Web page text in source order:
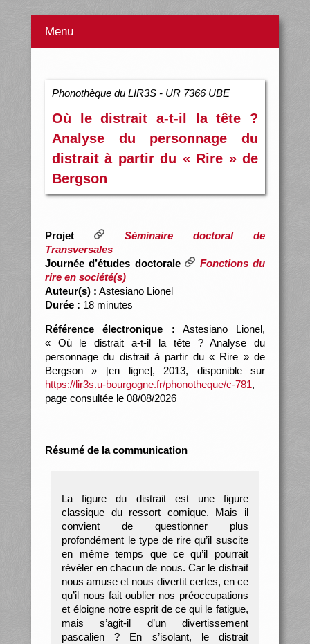
Menu
Phonothèque du LIR3S - UR 7366 UBE
Où le distrait a-t-il la tête ?
Analyse du personnage du
distrait à partir du « Rire » de
Bergson
Projet
Séminaire doctoral de
Transversales
Journée d’études doctorale
Fonctions du
rire en société(s)
Auteur(s) : Astesiano Lionel
Durée : 18 minutes
Référence électronique : Astesiano Lionel,
« Où le distrait a-t-il la tête ? Analyse du
personnage du distrait à partir du « Rire » de
Bergson » [en ligne], 2013, disponible sur
https://lir3s.u-bourgogne.fr/phonotheque/c-781,
page consultée le 08/08/2026
Résumé de la communication
La figure du distrait est une figure
classique du ressort comique. Mais il
convient de questionner plus
profondément le type de rire qu’il suscite
en même temps que ce qu’il pourrait
révéler en chacun de nous. Car le distrait
nous amuse et nous divertit certes, en ce
qu’il nous fait oublier nos préoccupations
et éloigne notre esprit de ce qui le fatigue,
mais s’agit-il d’un divertissement
pascalien ? En s’isolant, le distrait